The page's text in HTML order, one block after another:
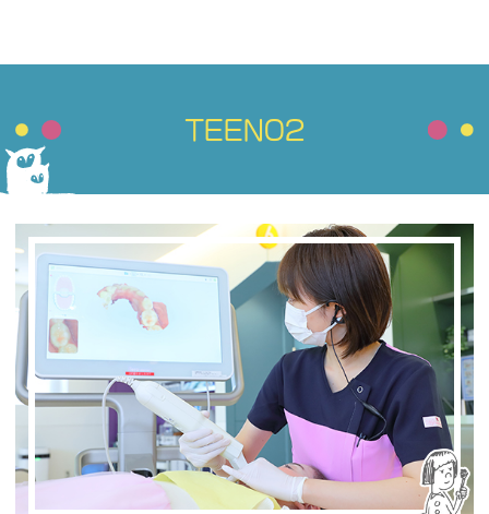
TEEN02